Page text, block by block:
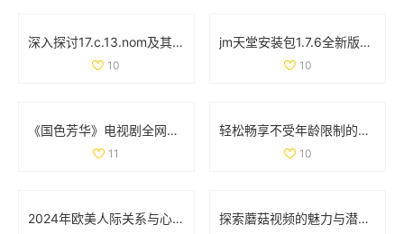
深入探讨17.c.13.nom及其在相关领域的重要性与应用
10
jm天堂安装包1.7.6全新版本发布下载与使用指南
10
《国色芳华》电视剧全网免费在线观看平台推荐及观看攻略
11
轻松畅享不受年龄限制的精彩国外电视剧和电影大合集
10
2024年欧美人际关系与心理学发展动态分析与探讨 探索蘑菇视频的魅力与潜力，重新定义短视频分享平台的未来